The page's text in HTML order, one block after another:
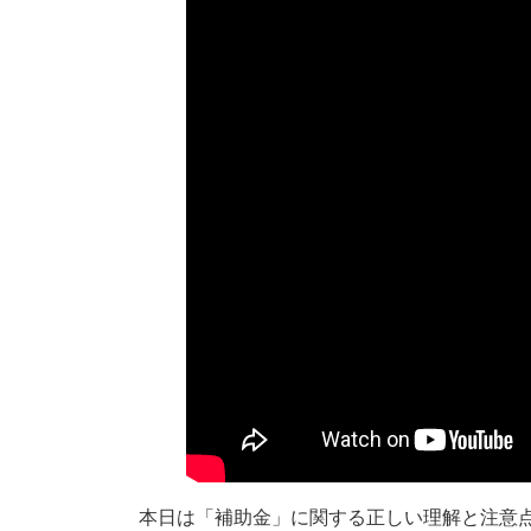
本日は「補助金」に関する正しい理解と注意